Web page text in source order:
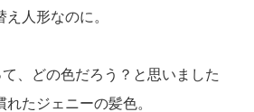
人形なのに。
、どの色だろう？と思いました
たジェニーの髪色。